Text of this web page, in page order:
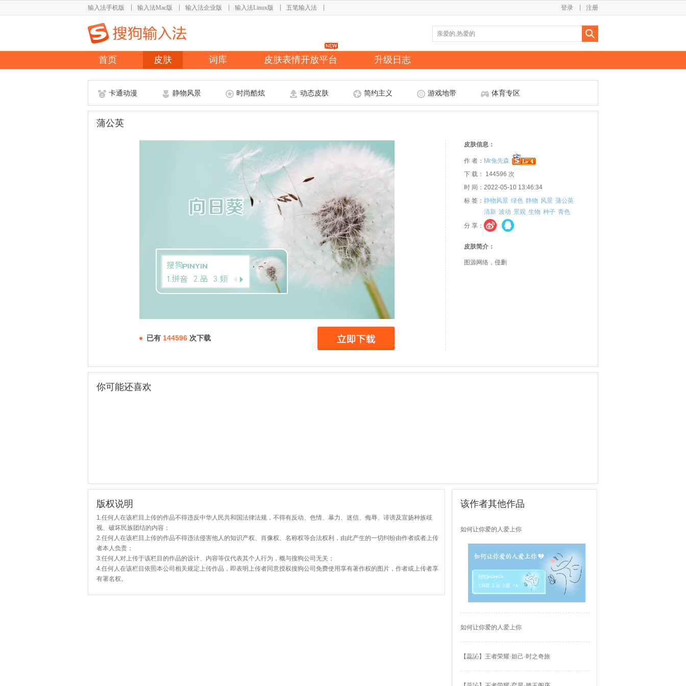
输入法手机版 输入法Mac版 输入法企业版 输入法Linux版 五笔输入法 注册
登录
首页 皮肤 词库 皮肤表情开放平台 升级日志
卡通动漫 静物风景 时尚酷炫 动态皮肤 简约主义 游戏地带 体育专区
蒲公英
已有 144596 次下载
皮肤信息：
作 者： Mr兔先森
下 载： 144596 次
时 间：2022-05-10 13:46:34
标 签： 静物风景 绿色 静物 风景 蒲公英
清新 波动 景观 生物 种子 青色
分 享：
皮肤简介：
图源网络，侵删
你可能还喜欢
版权说明
1.任何人在该栏目上传的作品不得违反中华人民共和国法律法规，不得有反动、色情、暴力、迷信、侮辱、诽谤及宣扬种族歧
视、破坏民族团结的内容；
2.任何人在该栏目上传的作品不得违法侵害他人的知识产权、肖像权、名称权等合法权利，由此产生的一切纠纷由作者或者上传
者本人负责；
3.任何人对上传于该栏目的作品的设计、内容等仅代表其个人行为，概与搜狗公司无关；
4.任何人在该栏目依照本公司相关规定上传作品，即表明上传者同意授权搜狗公司免费使用享有著作权的图片，作者或上传者享
有署名权。
该作者其他作品
如何让你爱的人爱上你
如何让你爱的人爱上你
【蕊訫】王者荣耀·妲己·时之奇旅